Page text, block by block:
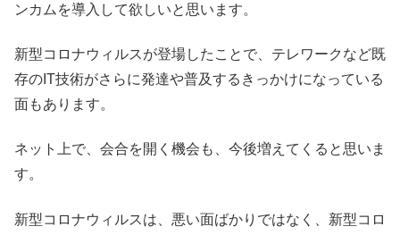
ンカムを導入して欲しいと思います。
新型コロナウィルスが登場したことで、テレワークなど既
存のIT技術がさらに発達や普及するきっかけになっている
面もあります。
ネット上で、会合を開く機会も、今後増えてくると思いま
す。
新型コロナウィルスは、悪い面ばかりではなく、新型コロ